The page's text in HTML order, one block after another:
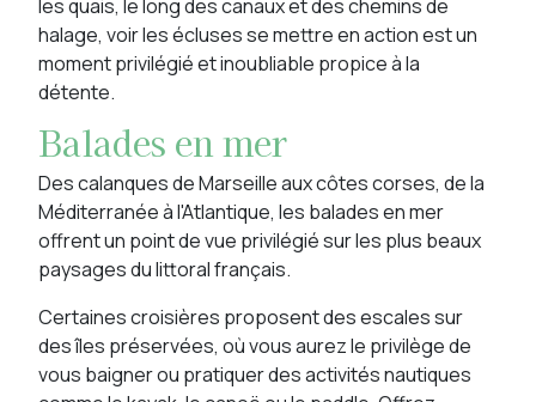
les quais, le long des canaux et des chemins de
halage, voir les écluses se mettre en action est un
moment privilégié et inoubliable propice à la
détente.
Balades en mer
Des calanques de Marseille aux côtes corses, de la
Méditerranée à l'Atlantique, les balades en mer
offrent un point de vue privilégié sur les plus beaux
paysages du littoral français.
Certaines croisières proposent des escales sur
des îles préservées, où vous aurez le privilège de
vous baigner ou pratiquer des activités nautiques